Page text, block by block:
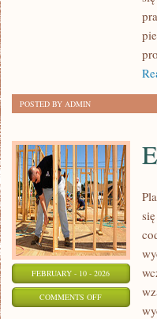
WYZWANIA
TRENINGOWE
POSTED BY ADMIN
FEBRUARY - 10 - 2026
COMMENTS OFFON